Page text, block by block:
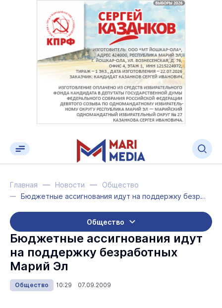
Главная Новости
Общество
Бюджетные ассигнования идут на поддержку безработных Марий Эл
Общество
Бюджетные ассигнования идут
на поддержку безработных
Марий Эл
Общество 10:29 07.09.2009